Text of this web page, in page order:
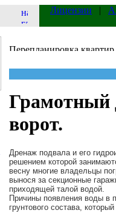
Лицензии |
Грамотный
ворот.
Дренаж подвала и его
решением которой
весну многие владельцы
вынося за секционные
приходящей талой водой.
Причины появления воды в
грунтового состава,